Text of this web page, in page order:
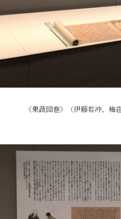
《果蔬図巻》（伊藤若冲、梅